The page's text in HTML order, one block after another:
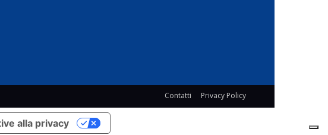
Contatti Privacy Policy
alla privacy